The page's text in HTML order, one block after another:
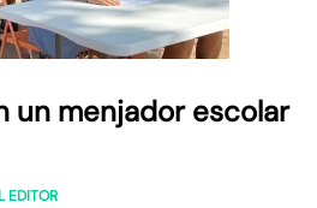
un menjador escolar
EDITOR